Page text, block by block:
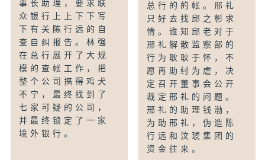
事长助理，要求联
众银行上上下下写
下有关陈行远的自
查自纠报告。林强
在总行展开了大规
模的查帐工作，把
整个公司搞得鸡犬
不宁，最终找到了
七家可疑的公司，
并最终锁定了一家
境外银行。
总行的的帐。邢礼
只好去找邱之彰求
情。谁知邱老对于
邢礼解散监察部的
行为耿耿于怀，不
愿再助纣为虐，决
定召开董事会公开
裁定邢礼的问题。
邢礼的助理钱渤，
为助邢礼，伪造陈
行远和汶琥集团的
资金往来。